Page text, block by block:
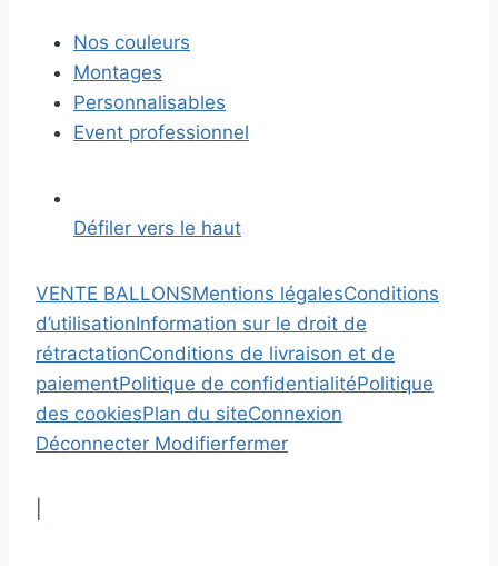
Nos couleurs
Montages
Personnalisables
Event professionnel
Défiler vers le haut
VENTE BALLONSMentions légalesConditions
d’utilisationInformation sur le droit de
rétractationConditions de livraison et de
paiementPolitique de confidentialitéPolitique
des cookiesPlan du siteConnexion
Déconnecter Modifierfermer